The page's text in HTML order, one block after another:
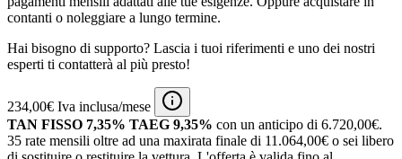
contanti o noleggiare a lungo termine.
Hai bisogno di supporto? Lascia i tuoi riferimenti e uno dei nostri
esperti ti contatterà al più presto!
234,00€ Iva inclusa/mese
TAN FISSO 7,35% TAEG 9,35% con un anticipo di 6.720,00€.
35 rate mensili oltre ad una maxirata finale di 11.064,00€ o sei libero